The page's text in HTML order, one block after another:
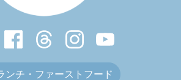
ンチ・ファーストフード